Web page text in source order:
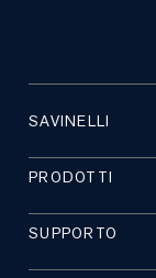
SAVINELLI
PRODOTTI
SUPPORTO